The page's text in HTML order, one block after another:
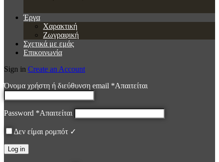
Έργα
Χαρακτική
Ζωγραφική
Σχετικά με εμάς
Επικοινωνία
Sign in Create an Account
Όνομα χρήστη ή διεύθυνση email *Απαιτείται
Password *Απαιτείται
Δεν είμαι ρομπότ ✓
Log in